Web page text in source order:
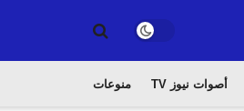
أصوات نيوز TV منوعات